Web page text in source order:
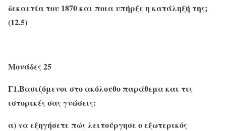
δεκαετία του 1870 και ποια υπήρξε η κατάληξή της;
(12.5)
Μονάδες 25
Γ1.Βασιζόμενοι στο ακόλουθο παράθεμα και τις
ιστορικές σας γνώσεις:
α) να εξηγήσετε πώς λειτούργησε ο εξωτερικός